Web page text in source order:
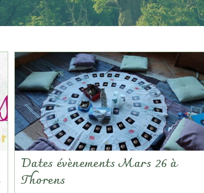
Dates évènements Mars 26 à
Thorens